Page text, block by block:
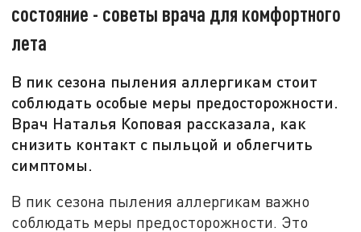
состояние - советы врача для комфортного
лета
В пик сезона пыления аллергикам стоит
соблюдать особые меры предосторожности.
Врач Наталья Коповая рассказала, как
снизить контакт с пыльцой и облегчить
симптомы.
В пик сезона пыления аллергикам важно
соблюдать меры предосторожности. Это